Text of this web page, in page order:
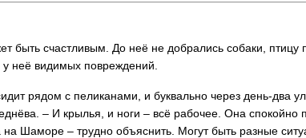
быть счастливым. До неё не добрались собаки, птицу
неё видимых повреждений.
рядом с пеликанами, и буквально через день-два
– И крылья, и ноги – всё рабочее. Она спокойно
на Шаморе – трудно объяснить. Могут быть разные